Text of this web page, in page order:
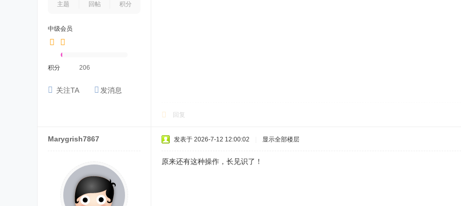
主题
回帖
积分
中级会员
积分 206
关注TA 发消息
回复
Marygrish7867 发表于 2026-7-12 12:00:02 显示全部楼层
原来还有这种操作，长见识了！